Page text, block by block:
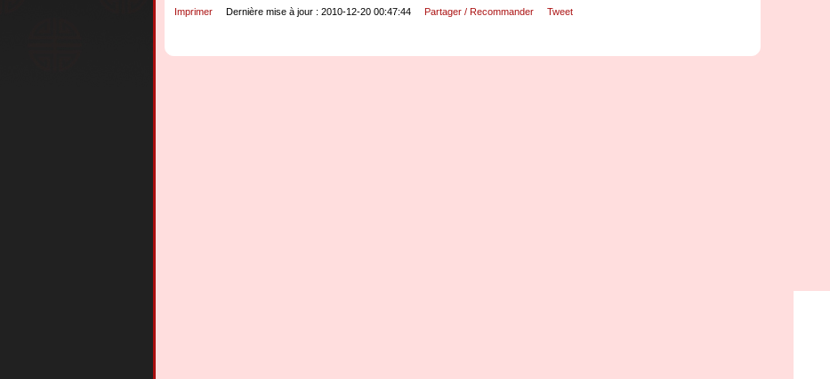
Imprimer Dernière mise à jour : 2010-12-20 00:47:44 Partager / Recommander Tweet